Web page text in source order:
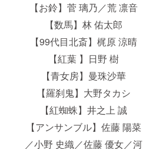
【お鈴】菅 璃乃／荒 凛音
【数馬】林 佑太郎
【99代目北斎】梶原 涼晴
【紅葉 】日野 樹
【青女房】曼珠沙華
【羅刹鬼】大野タカシ
【紅蜘蛛】井之上 誠
【アンサンブル】佐藤 陽菜
／小野 史織／佐藤 優女／河